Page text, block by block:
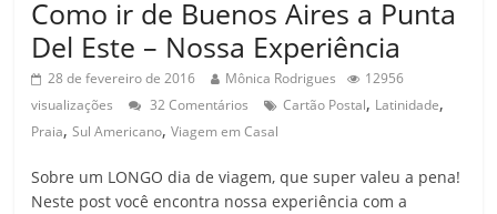
Como ir de Buenos Aires a Punta
Del Este – Nossa Experiência
28 de fevereiro de 2016 Mônica Rodrigues
12956
visualizações
32 Comentários Cartão Postal, Latinidade,
Praia,Sul Americano,Viagem em Casal
Sobre um LONGO dia de viagem, que super valeu a pena!
Neste post você encontra nossa experiência com a